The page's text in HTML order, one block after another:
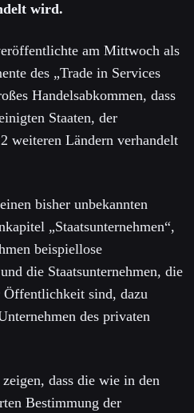
wird.
am Mittwoch als
des „Trade in Services
Handelsabkommen, dass
Staaten, der
weiteren Ländern verhandelt
bisher unbekannten
„Staatsunternehmen“,
beispiellose
die Staatsunternehmen, die
sind, dazu
des privaten
dass die wie in den
Bestimmung der